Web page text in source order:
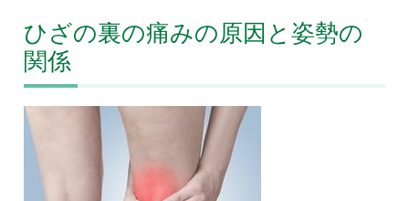
ひざの裏の痛みの原因と姿勢の
関係